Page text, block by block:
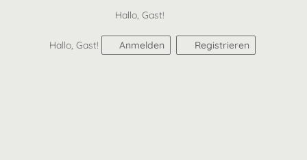
Hallo, Gast!
Hallo, Gast! Anmelden Registrieren